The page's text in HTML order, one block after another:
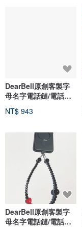
DearBell原創客製字
母名字電話鏈/電話繩/
NT$ 943
DearBell原創客製字
母名字電話鏈/電話繩/